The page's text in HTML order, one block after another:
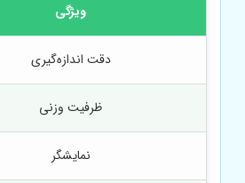
ویژگی
دقت اندازه‌گیری
ظرفیت وزنی
نمایشگر